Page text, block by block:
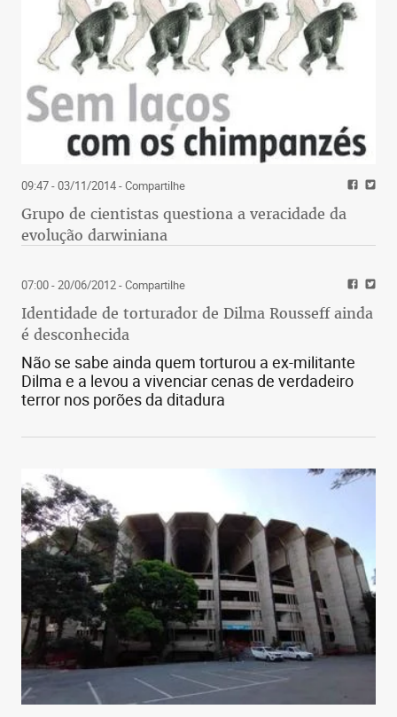
09:47 - 03/11/2014- Compartilhe
Grupo de cientistas questiona a veracidade da
evolução darwiniana
07:00 - 20/06/2012- Compartilhe
Identidade de torturador de Dilma Rousseff ainda
é desconhecida
Não se sabe ainda quem torturou a ex-militante
Dilma e a levou a vivenciar cenas de verdadeiro
terror nos porões da ditadura